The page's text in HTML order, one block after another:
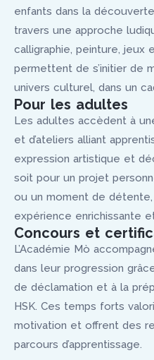
enfants dans la
travers une approche
calligraphie, peinture, jeux
permettent de s’initier de
univers culturel, dans un
Pour les adultes
Les adultes accèdent à
et d’ateliers alliant
expression artistique et
soit pour un projet
ou un moment de
expérience enrichissante
Concours et
L’Académie Mò
dans leur progression
de déclamation et à la
HSK. Ces temps forts
motivation et offrent des
parcours d’apprentissage.